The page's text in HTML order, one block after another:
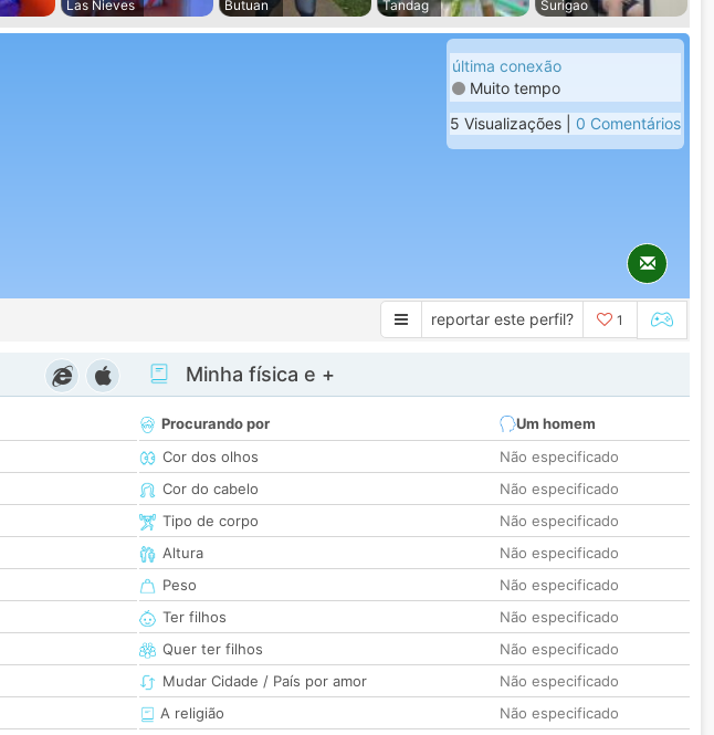
Las Nieves
Butuan
Tandag
Surigao
última conexão
Muito tempo
5 Visualizações | 0 Comentários
reportar este perfil? 1
Minha física e +
Procurando por
Um homem
Cor dos olhos
Não especificado
Cor do cabelo
Não especificado
Tipo de corpo
Não especificado
Altura
Não especificado
Peso
Não especificado
Ter filhos
Não especificado
Quer ter filhos
Não especificado
Mudar Cidade / País por amor
Não especificado
A religião
Não especificado